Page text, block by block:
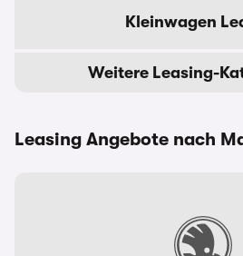
Kleinwagen
Weitere Leasing-
Leasing Angebote nach